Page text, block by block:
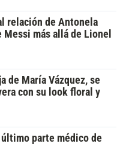
relación de Antonela
Messi más allá de Lionel
de María Vázquez, se
con su look floral y
parte médico de